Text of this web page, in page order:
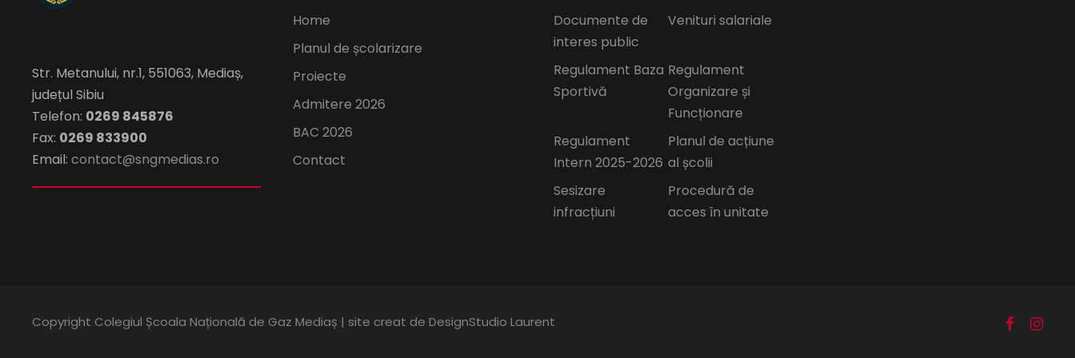
Str. Metanului, nr.1, 551063, Mediaș,
județul Sibiu
Telefon: 0269 845876
Fax: 0269 833900
Email: contact@sngmedias.ro
Home
Planul de școlarizare
Proiecte
Admitere 2026
BAC 2026
Contact
Documente de
interes public
Venituri salariale
Regulament Baza
Sportivă
Regulament
Organizare și
Funcționare
Regulament
Intern 2025-2026
Planul de acțiune
al școlii
Sesizare
infracțiuni
Procedură de
acces în unitate
Copyright Colegiul Școala Națională de Gaz Mediaș | site creat de DesignStudio Laurent